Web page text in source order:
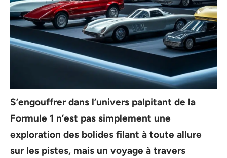
S’engouffrer dans l’univers palpitant de la
Formule 1 n’est pas simplement une
exploration des bolides filant à toute allure
sur les pistes, mais un voyage à travers